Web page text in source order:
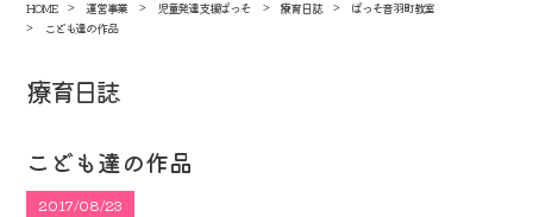
HOME 運営事業 児童発達支援ぱっそ 療育日誌
ぱっそ音羽町教室
こども達の作品
療育日誌
こども達の作品
2017/08/23